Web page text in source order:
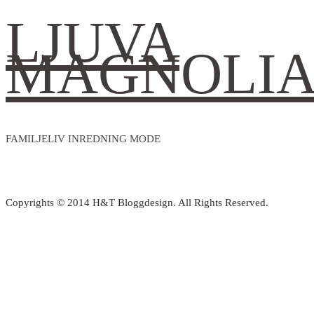
LJUVA
FAMILJELIV INREDNING MODE
Copyrights © 2014 H&T Bloggdesign. All Rights Reserved.